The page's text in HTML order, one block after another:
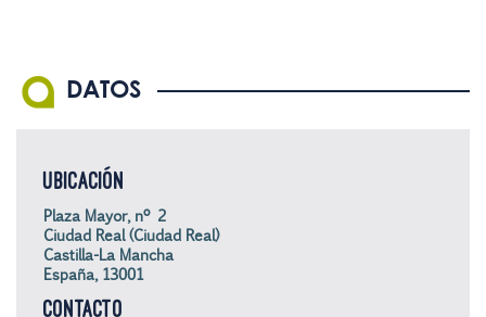
DATOS
UBICACIÓN
Plaza Mayor, nº 2
Ciudad Real (Ciudad Real)
Castilla-La Mancha
España, 13001
CONTACTO